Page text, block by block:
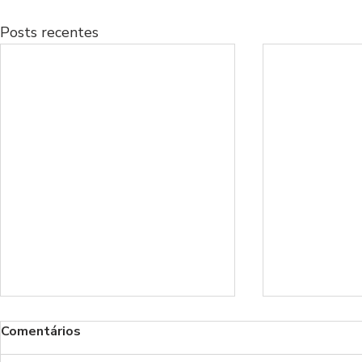
Posts recentes
Comentários